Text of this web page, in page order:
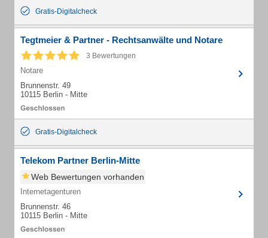
Gratis-Digitalcheck
Tegtmeier & Partner - Rechtsanwälte und Notare
3 Bewertungen
Notare
Brunnenstr. 49
10115 Berlin - Mitte
Gratis-Digitalcheck
Telekom Partner Berlin-Mitte
Web Bewertungen vorhanden
Internetagenturen
Brunnenstr. 46
10115 Berlin - Mitte